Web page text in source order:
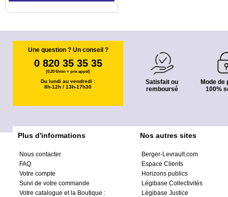
Une question ? Un conseil ?
0 820 35 35 35
(0,20 €/min + prix appel)
Du lundi au vendredi :
8h-12h / 13h-17h30
Satisfait ou
remboursé
Mode de
100%
Plus d'informations
Nous contacter
FAQ
Votre compte
Suivi de votre commande
Votre catalogue et la Boutique :
Nos autres sites
Berger-Levrault.com
Espace Clients
Horizons publics
Légibase Collectivités
Légibase Justice